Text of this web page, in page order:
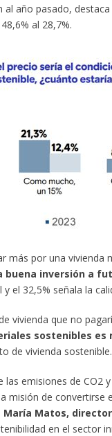
año pasado,
al 28,7%.
más por una vivienda
inversión a
el 32,5% señala la
vivienda que no
sostenibles es
de vivienda sostenible.
las emisiones de
misión de
María Matos,
en el sector